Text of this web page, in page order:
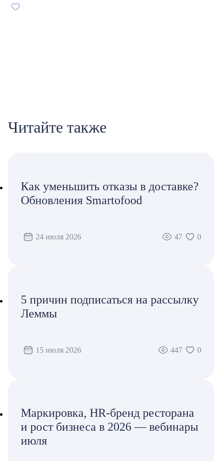
Читайте также
Как уменьшить отказы в доставке?
Обновления Smartofood
24 июля 2026 47 0
5 причин подписаться на рассылку
Леммы
15 июля 2026 447 0
Маркировка, HR-бренд ресторана
и рост бизнеса в 2026 — вебинары
июля